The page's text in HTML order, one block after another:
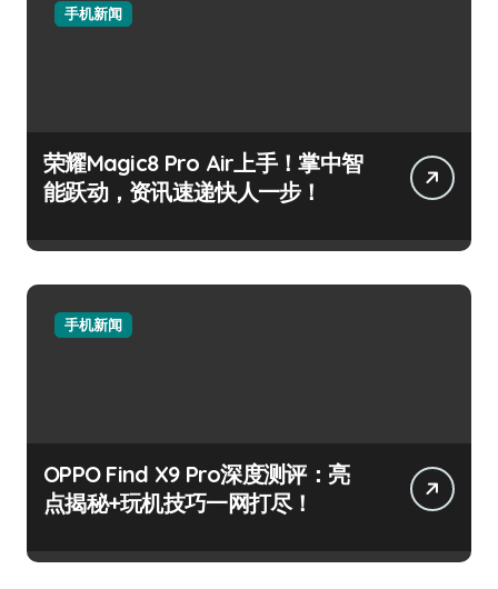
手机新闻
荣耀Magic8 Pro Air上手！掌中智
能跃动，资讯速递快人一步！
手机新闻
OPPO Find X9 Pro深度测评：亮
点揭秘+玩机技巧一网打尽！